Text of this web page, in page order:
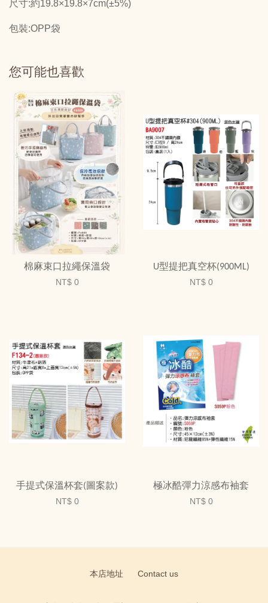
尺寸:約19.8×19.8×7cm(±5%)
包裝:OPP袋
您可能也喜歡
棉麻束口拉繩保溫袋
NT$ 0
U型提把真空杯(900ML)
NT$ 0
手提式保溫杯套(圖案款)
NT$ 0
極冰酷彈力涼感布袖套
NT$ 0
本店地址 Contact us